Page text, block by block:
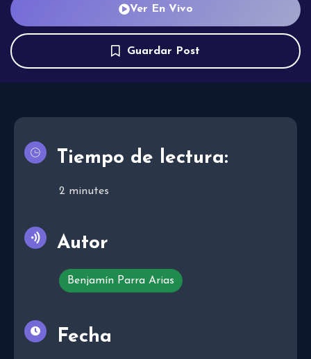
Ver En Vivo
Guardar Post
Tiempo de lectura:
2 minutes
Autor
Benjamín Parra Arias
Fecha